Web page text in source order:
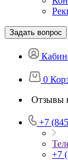
Задать вопрос
0
Отзывы
+7
+7